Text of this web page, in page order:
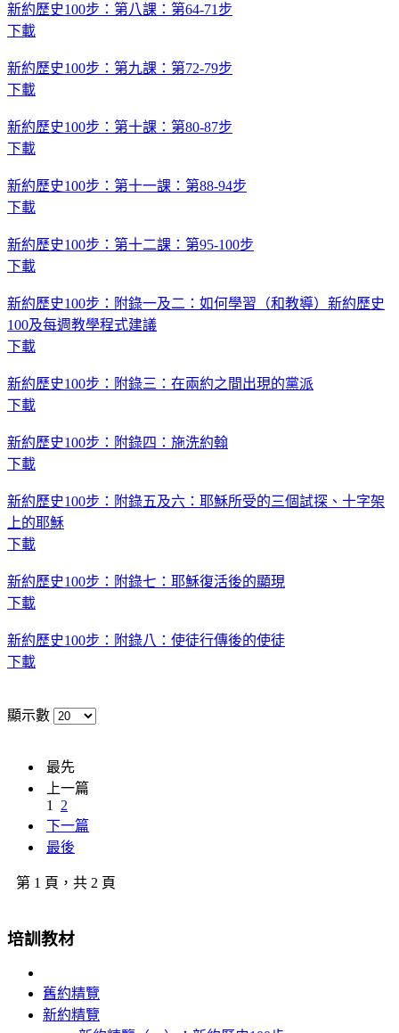
新約歷史100步：第八課：第64-71步
下載
新約歷史100步：第九課：第72-79步
下載
新約歷史100步：第十課：第80-87步
下載
新約歷史100步：第十一課：第88-94步
下載
新約歷史100步：第十二課：第95-100步
下載
新約歷史100步：附錄一及二：如何學習（和教導）新約歷史
100及每週教學程式建議
下載
新約歷史100步：附錄三：在兩約之間出現的黨派
下載
新約歷史100步：附錄四：施洗約翰
下載
新約歷史100步：附錄五及六：耶穌所受的三個試探、十字架
上的耶穌
下載
新約歷史100步：附錄七：耶穌復活後的顯現
下載
新約歷史100步：附錄八：使徒行傳後的使徒
下載
顯示數
最先
上一篇
1
2
下一篇
最後
第 1 頁，共 2 頁
培訓教材
舊約精覽
新約精覽